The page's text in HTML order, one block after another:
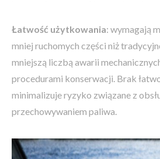
Łatwość użytkowania: wymagają
mniej ruchomych części niż
mniejszą liczbą awarii
procedurami konserwacji. Brak
minimalizuje ryzyko związane z
przechowywaniem paliwa.